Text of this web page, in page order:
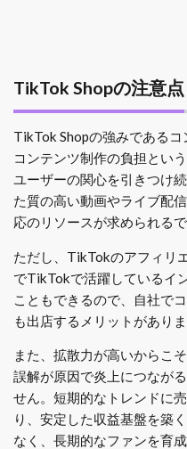
TikTok Shopの注意点
TikTok Shopの強みであるコ
コンテンツ制作の負担とい
ユーザーの関心を引きつけ
た質の高い動画やライブ配
応のリソースが求められるで
ただし、TikTokのアフィリ
でTikTokで活躍しているイ
こともできるので、自社で
も出店するメリットがありま
また、拡散力が高いからこ
誤解が原因で炎上につなが
せん。短期的なトレンドに
り、安定した収益基盤を築
なく、長期的なファンを育